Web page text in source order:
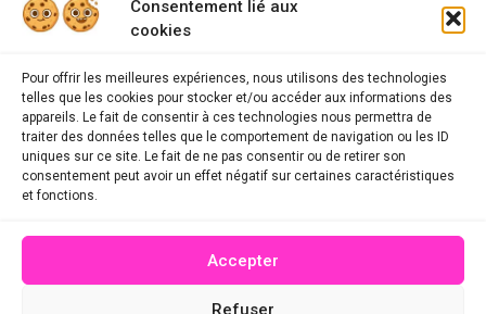
Consentement lié aux
cookies
Pour offrir les meilleures expériences, nous utilisons des technologies
telles que les cookies pour stocker et/ou accéder aux informations des
appareils. Le fait de consentir à ces technologies nous permettra de
traiter des données telles que le comportement de navigation ou les ID
uniques sur ce site. Le fait de ne pas consentir ou de retirer son
consentement peut avoir un effet négatif sur certaines caractéristiques
et fonctions.
Accepter
Refuser
FAQ
Mentions légales
Politique de confidentialité
Contact